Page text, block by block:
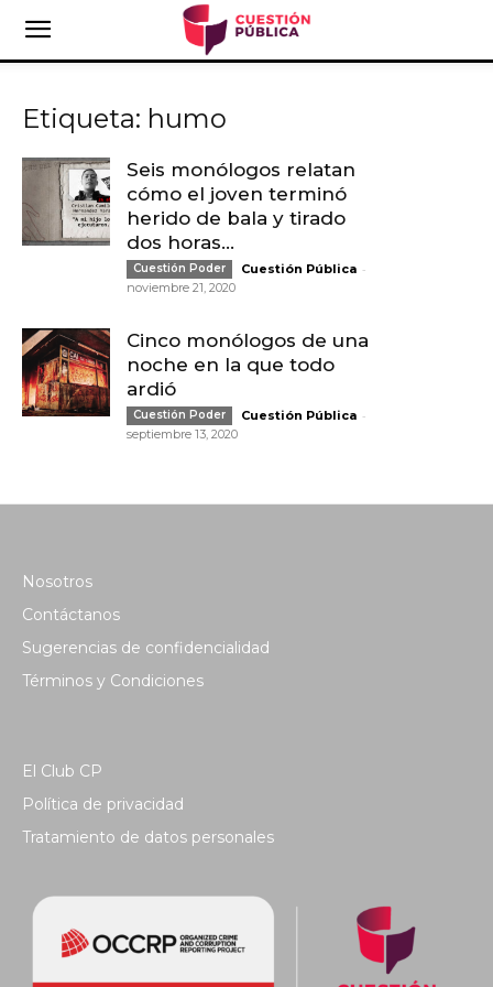
Etiqueta: humo
Seis monólogos relatan
cómo el joven terminó
herido de bala y tirado
dos horas...
Cuestión Poder Cuestión Pública -
noviembre 21, 2020
Cinco monólogos de una
noche en la que todo
ardió
Cuestión Poder Cuestión Pública -
septiembre 13, 2020
Nosotros
Contáctanos
Sugerencias de confidencialidad
Términos y Condiciones
El Club CP
Política de privacidad
Tratamiento de datos personales